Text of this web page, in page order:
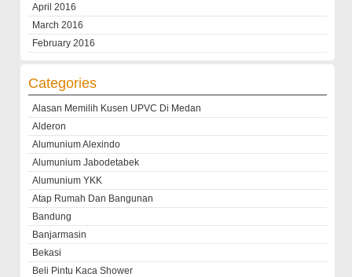
April 2016
March 2016
February 2016
Categories
Alasan Memilih Kusen UPVC Di Medan
Alderon
Alumunium Alexindo
Alumunium Jabodetabek
Alumunium YKK
Atap Rumah Dan Bangunan
Bandung
Banjarmasin
Bekasi
Beli Pintu Kaca Shower